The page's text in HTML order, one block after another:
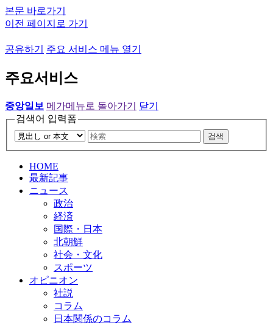
본문 바로가기
이전 페이지로 가기
공유하기 주요 서비스 메뉴 열기
주요서비스
중앙일보 메가메뉴로 돌아가기
닫기
검색어 입력폼
검색
HOME
最新記事
ニュース
政治
経済
国際・日本
北朝鮮
社会・文化
スポーツ
オピニオン
社説
コラム
日本関係のコラム